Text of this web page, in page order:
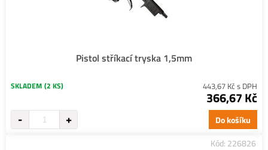
Pistol stříkací tryska 1,5mm
SKLADEM (2 KS) 443,67 Kč s DPH
366,67 Kč
Do košíku
Kód: 226826